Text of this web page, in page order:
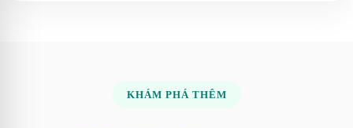
KHÁM PHÁ THÊM